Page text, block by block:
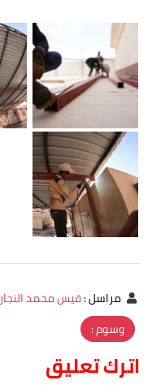
مراسل:قيس محمد النجار
وسوم :
اترك تعليق